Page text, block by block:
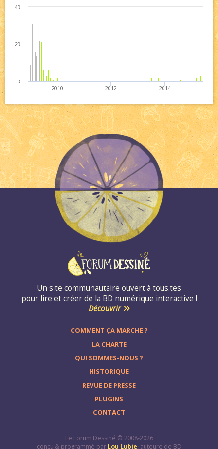
2010 2012 2014
0
20
40
Un site communautaire ouvert à tous.tes
pour lire et créer de la BD numérique interactive !
Découvrir
COMMENT ÇA MARCHE ?
LA CHARTE
QUI SOMMES-NOUS ?
HISTORIQUE
REVUE DE PRESSE
PLUGINS
CONTACT
Le Forum Dessiné © 2008-2026
conçu & programmé par Lou Lubie, auteure de BD